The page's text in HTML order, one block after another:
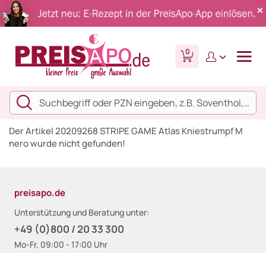
0
Der Artikel 20209268 STRIPE GAME Atlas Kniestrumpf M
nero wurde nicht gefunden!
preisapo.de
Unterstützung und Beratung unter:
+49 (0)800 / 20 33 300
Mo-Fr, 09:00 - 17:00 Uhr